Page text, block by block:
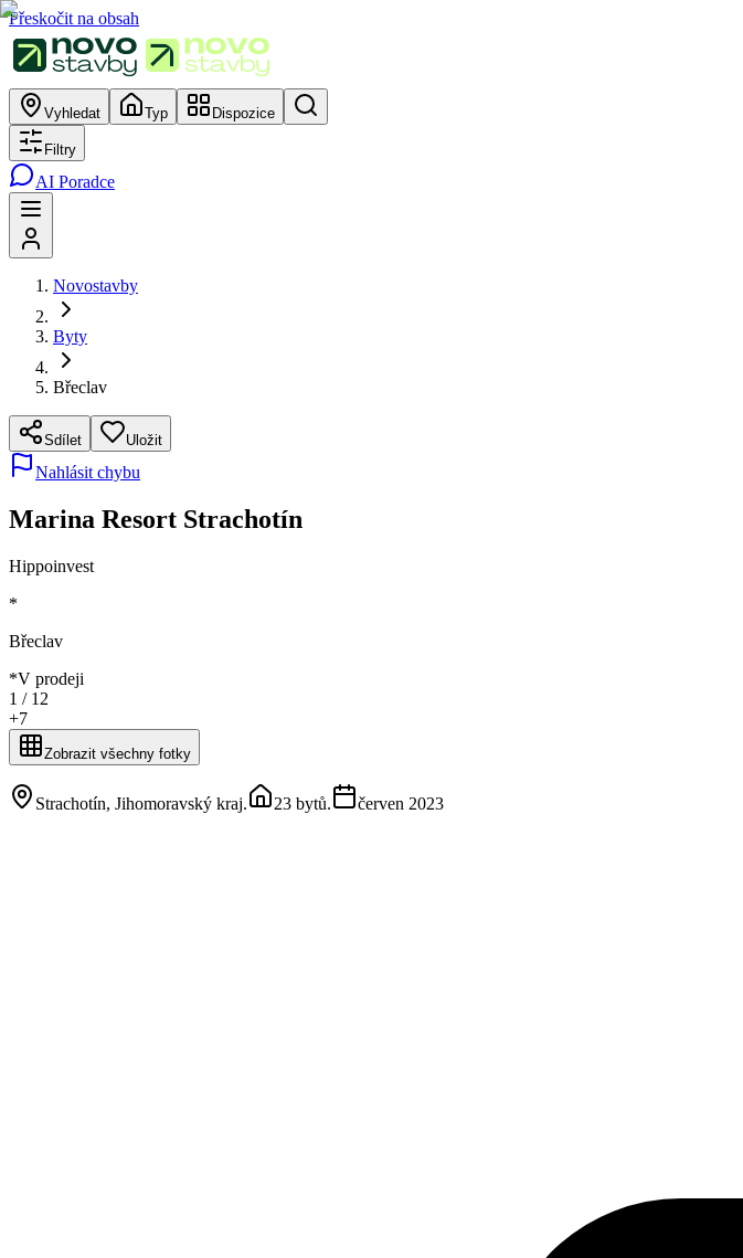
Přeskočit na obsah
Vyhledat Typ Dispozice
Filtry
AI Poradce
Novostavby
Byty
Břeclav
Sdílet Uložit
Nahlásit chybu
Marina Resort Strachotín
Hippoinvest
*
Břeclav
*V prodeji
1 / 12
+7
Zobrazit všechny fotky
Strachotín, Jihomoravský kraj. 23 bytů. červen 2023